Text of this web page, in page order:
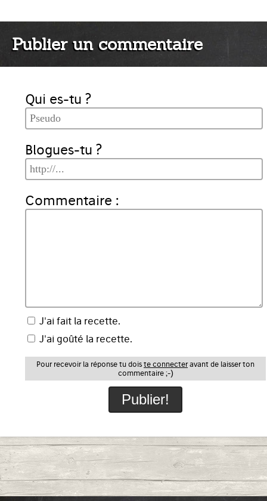
Publier un commentaire
Qui es-tu ?
Blogues-tu ?
Commentaire :
J'ai fait la recette.
J'ai goûté la recette.
Pour recevoir la réponse tu dois te connecteravant de laisser ton
commentaire ;-)